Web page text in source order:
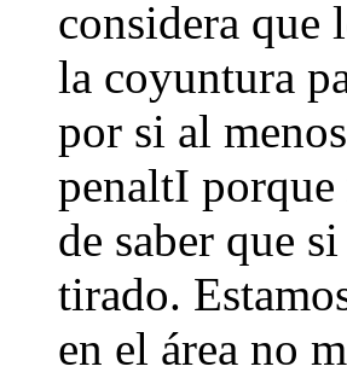
considera que
la coyuntura
por si al
penaltI porque
de saber que
tirado.
en el área no